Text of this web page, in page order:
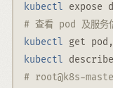
kubectl expose
# 查看 pod 及服务
kubectl get
kubectl
# root@k8s-